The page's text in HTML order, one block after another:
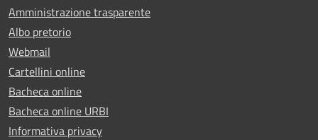
Amministrazione trasparente
Albo pretorio
Webmail
Cartellini online
Bacheca online
Bacheca online URBI
Informativa privacy